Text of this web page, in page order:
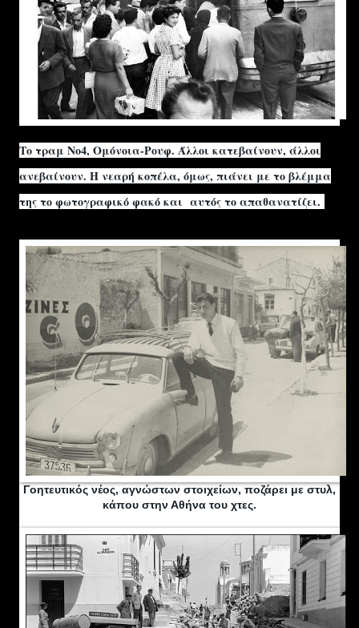
Το τραμ Νο4, Ομόνοια-Ρουφ. Άλλοι κατεβαίνουν, άλλοι
ανεβαίνουν. Η νεαρή κοπέλα, όμως, πιάνει με το βλέμμα
της το φωτογραφικό φακό και αυτός το απαθανατίζει.
Γοητευτικός νέος, αγνώστων στοιχείων, ποζάρει με στυλ,
κάπου στην Αθήνα του χτες.